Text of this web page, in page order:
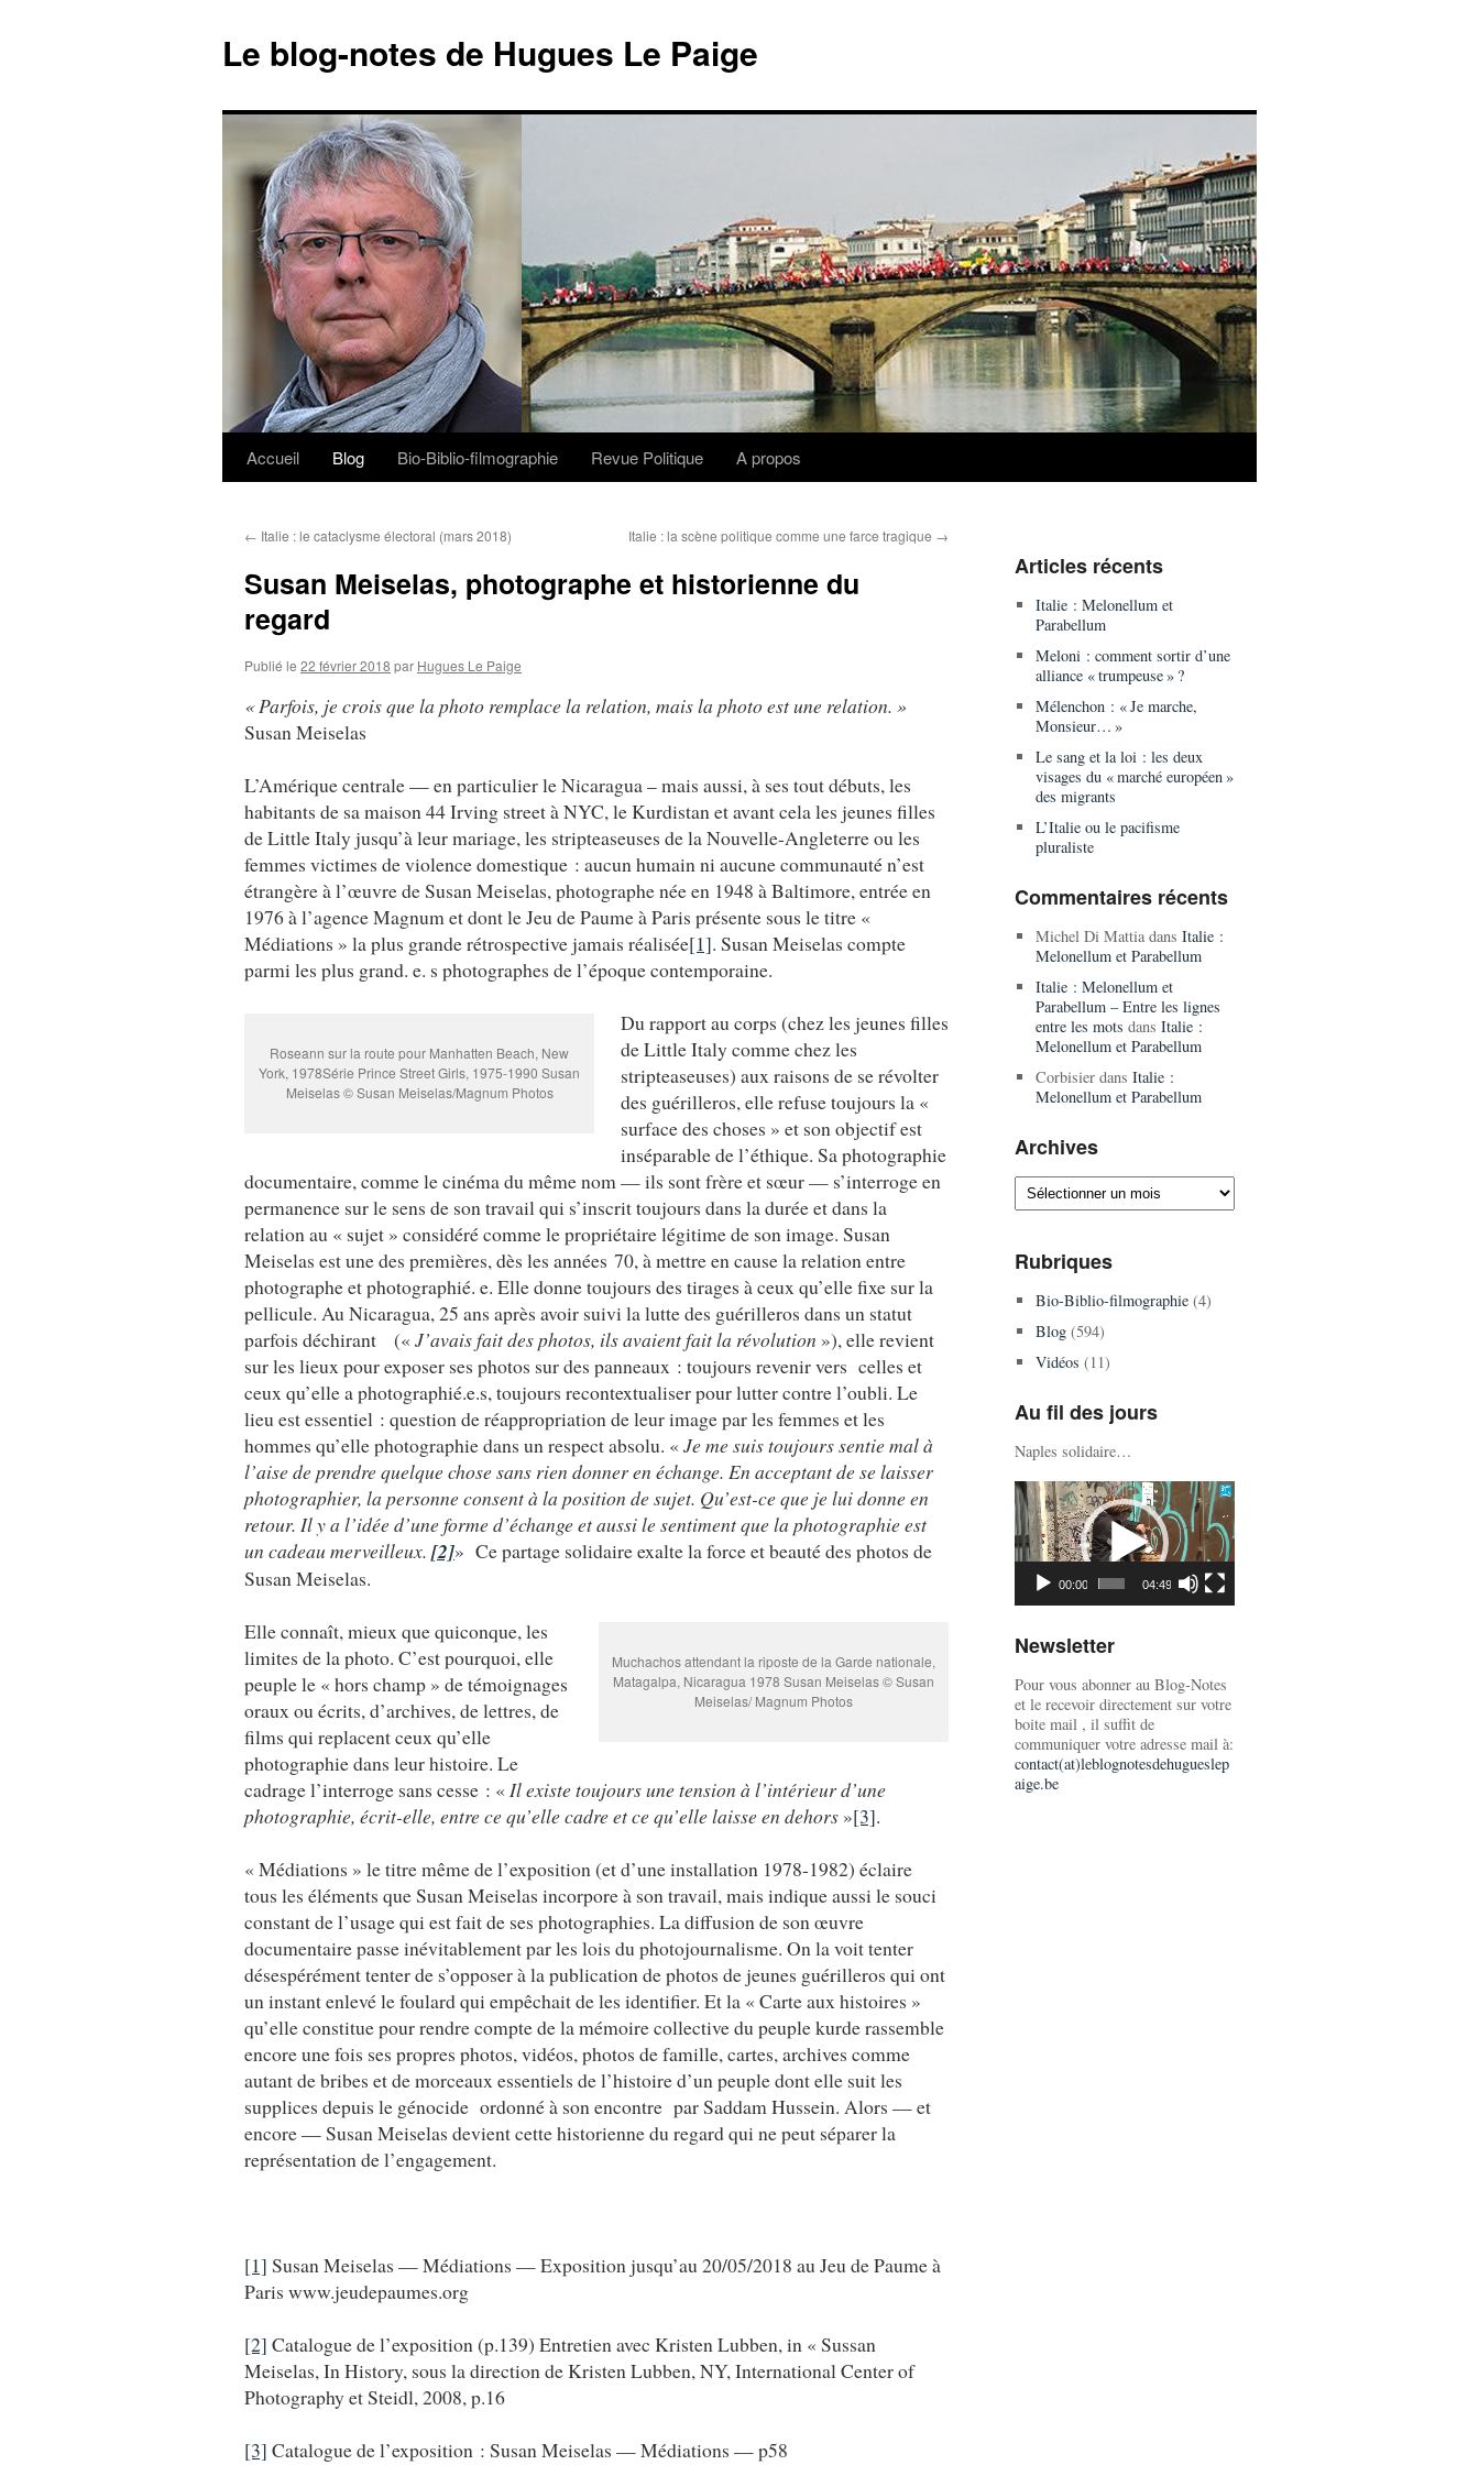
Le blog-notes de Hugues Le Paige
Aller
contenu
Accueil Blog Bio-Biblio-filmographie Revue Politique A propos
← Italie : le cataclysme électoral (mars 2018) Italie : la scène politique comme une farce tragique →
Susan Meiselas, photographe et historienne du
regard
Publié le 22 février 2018 par Hugues Le Paige
« Parfois, je crois que la photo remplace la relation, mais la photo est une relation. »
Susan Meiselas
L’Amérique centrale — en particulier le Nicaragua – mais aussi, à ses tout débuts, les
habitants de sa maison 44 Irving street à NYC, le Kurdistan et avant cela les jeunes filles
de Little Italy jusqu’à leur mariage, les stripteaseuses de la Nouvelle-Angleterre ou les
femmes victimes de violence domestique : aucun humain ni aucune communauté n’est
étrangère à l’œuvre de Susan Meiselas, photographe née en 1948 à Baltimore, entrée en
1976 à l’agence Magnum et dont le Jeu de Paume à Paris présente sous le titre «
Médiations » la plus grande rétrospective jamais réalisée[1]. Susan Meiselas compte
parmi les plus grand. e. s photographes de l’époque contemporaine.
Roseann sur la route pour Manhatten Beach, New
York, 1978Série Prince Street Girls, 1975-1990 Susan
Meiselas © Susan Meiselas/Magnum Photos
Du rapport au corps (chez les jeunes filles
de Little Italy comme chez les
stripteaseuses) aux raisons de se révolter
des guérilleros, elle refuse toujours la «
surface des choses » et son objectif est
inséparable de l’éthique. Sa photographie
documentaire, comme le cinéma du même nom — ils sont frère et sœur — s’interroge en
permanence sur le sens de son travail qui s’inscrit toujours dans la durée et dans la
relation au « sujet » considéré comme le propriétaire légitime de son image. Susan
Meiselas est une des premières, dès les années 70, à mettre en cause la relation entre
photographe et photographié. e. Elle donne toujours des tirages à ceux qu’elle fixe sur la
pellicule. Au Nicaragua, 25 ans après avoir suivi la lutte des guérilleros dans un statut
parfois déchirant (« J’avais fait des photos, ils avaient fait la révolution »), elle revient
sur les lieux pour exposer ses photos sur des panneaux : toujours revenir vers celles et
ceux qu’elle a photographié.e.s, toujours recontextualiser pour lutter contre l’oubli. Le
lieu est essentiel : question de réappropriation de leur image par les femmes et les
hommes qu’elle photographie dans un respect absolu. « Je me suis toujours sentie mal à
l’aise de prendre quelque chose sans rien donner en échange. En acceptant de se laisser
photographier, la personne consent à la position de sujet. Qu’est-ce que je lui donne en
retour. Il y a l’idée d’une forme d’échange et aussi le sentiment que la photographie est
un cadeau merveilleux. [2]» Ce partage solidaire exalte la force et beauté des photos de
Susan Meiselas.
Muchachos attendant la riposte de la Garde nationale,
Matagalpa, Nicaragua 1978 Susan Meiselas © Susan
Meiselas/ Magnum Photos
Elle connaît, mieux que quiconque, les
limites de la photo. C’est pourquoi, elle
peuple le « hors champ » de témoignages
oraux ou écrits, d’archives, de lettres, de
films qui replacent ceux qu’elle
photographie dans leur histoire. Le
cadrage l’interroge sans cesse : « Il existe toujours une tension à l’intérieur d’une
photographie, écrit-elle, entre ce qu’elle cadre et ce qu’elle laisse en dehors »[3].
« Médiations » le titre même de l’exposition (et d’une installation 1978-1982) éclaire
tous les éléments que Susan Meiselas incorpore à son travail, mais indique aussi le souci
constant de l’usage qui est fait de ses photographies. La diffusion de son œuvre
documentaire passe inévitablement par les lois du photojournalisme. On la voit tenter
désespérément tenter de s’opposer à la publication de photos de jeunes guérilleros qui ont
un instant enlevé le foulard qui empêchait de les identifier. Et la « Carte aux histoires »
qu’elle constitue pour rendre compte de la mémoire collective du peuple kurde rassemble
encore une fois ses propres photos, vidéos, photos de famille, cartes, archives comme
autant de bribes et de morceaux essentiels de l’histoire d’un peuple dont elle suit les
supplices depuis le génocide ordonné à son encontre par Saddam Hussein. Alors — et
encore — Susan Meiselas devient cette historienne du regard qui ne peut séparer la
représentation de l’engagement.
[1] Susan Meiselas — Médiations — Exposition jusqu’au 20/05/2018 au Jeu de Paume à
Paris www.jeudepaumes.org
[2] Catalogue de l’exposition (p.139) Entretien avec Kristen Lubben, in « Sussan
Meiselas, In History, sous la direction de Kristen Lubben, NY, International Center of
Photography et Steidl, 2008, p.16
[3] Catalogue de l’exposition : Susan Meiselas — Médiations — p58
Articles récents
Italie : Melonellum et
Parabellum
Meloni : comment sortir d’une
alliance « trumpeuse » ?
Mélenchon : « Je marche,
Monsieur… »
Le sang et la loi : les deux
visages du « marché européen »
des migrants
L’Italie ou le pacifisme
pluraliste
Commentaires récents
Michel Di Mattiadans Italie :
Melonellum et Parabellum
Italie : Melonellum et
Parabellum – Entre les lignes
entre les mots dans Italie :
Melonellum et Parabellum
Corbisierdans Italie :
Melonellum et Parabellum
Archives
Archives
Rubriques
Bio-Biblio-filmographie(4)
Blog(594)
Vidéos (11)
Au fil des jours
Naples solidaire…
Lecteur
vidéo
00:00 04:49
Newsletter
Pour vous abonner au Blog-Notes
et le recevoir directement sur votre
boite mail , il suffit de
communiquer votre adresse mail à:
contact(at)leblognotesdehugueslep
aige.be